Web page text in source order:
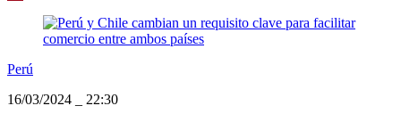
Perú
16/03/2024
22:30